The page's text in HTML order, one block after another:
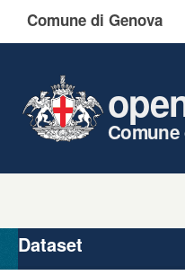
Comune di Genova
Organizzazioni
Gruppi
Dataset